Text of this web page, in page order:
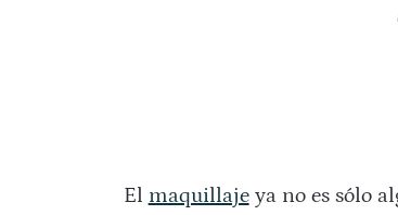
El maquillajeya no es sólo